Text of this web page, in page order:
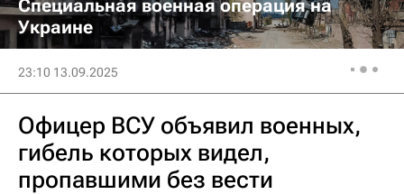
Специальная военная операция на
Украине
23:10 13.09.2025
Офицер ВСУ объявил военных,
гибель которых видел,
пропавшими без вести